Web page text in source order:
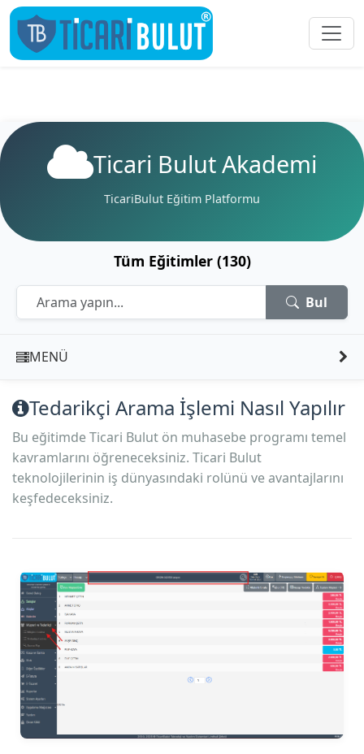
Ticari Bulut Akademi
TicariBulut Eğitim Platformu
Tüm Eğitimler (130)
Bul
MENÜ
Tedarikçi Arama İşlemi Nasıl Yapılır
Bu eğitimde Ticari Bulut ön muhasebe programı temel
kavramlarını öğreneceksiniz. Ticari Bulut
teknolojilerinin iş dünyasındaki rolünü ve avantajlarını
keşfedeceksiniz.